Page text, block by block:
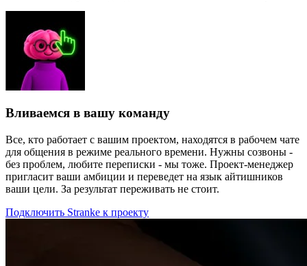
Вливаемся в вашу команду
Все, кто работает с вашим проектом, находятся в рабочем чате
для общения в режиме реального времени. Нужны созвоны -
без проблем, любите переписки - мы тоже. Проект-менеджер
пригласит ваши амбиции и переведет на язык айтишников
ваши цели. За результат переживать не стоит.
Подключить Stranke к проекту